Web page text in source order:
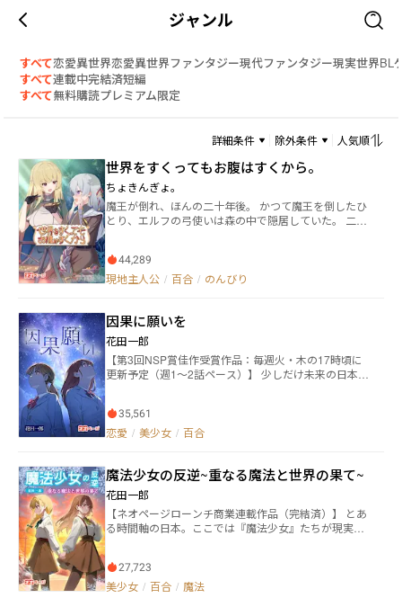
ジャンル
すべて恋愛異世界恋愛異世界ファンタジー現代ファンタジー現実世界BL
すべて連載中完結済短編
すべて無料購読プレミアム限定
詳細条件 除外条件 人気順
世界をすくってもお腹はすくから。
ちょきんぎょ。
魔王が倒れ、ほんの二十年後。 かつて魔王を倒したひ
とり、エルフの弓使いは森の中で隠居していた。 二十
きっかけに、ふたりは世界を巡る旅へ出る。 世界をす
くっても、満たされなかったものを埋めるために。 ◇
なく、イラストレーターは、めとなさいく様にご依頼
しております。
44,289
現地主人公 / 百合 / のんびり
因果に願いを
花田一郎
【第3回NSP賞佳作受賞作品：毎週火・木の17時頃に
更新予定（週1〜2話ペース）】 少しだけ未来の日本。
結ばれるべきと判断された組み合わせは生涯にわたっ
て幸福に満ちた人生が歩めるとされていた。 よって日
うかは自由となっているものの、因果律にて認められ
たペアが結ばれることは国家の発展に関わることもあ
り、政府は様々な方法にて因果律に従うように画策し
ていた。 同時に、多くの国民は因果律に従うことを是
としていた。 一方、因果律に従わない、あるいは逆ら
た人間たちを秘密裏に捕縛および処理する『エージェ
ント』たちもいた。 彼らは政府直轄の組織である『因
果律研究所』に所属しており、戦闘行為も含めた荒事
35,561
恋愛 / 美少女 / 百合
魔法少女の反逆~重なる魔法と世界の果て~
花田一郎
【ネオページローンチ商業連載作品（完結済）】 とあ
る時間軸の日本。ここでは『魔法少女』たちが現実に
を支える重要なエネルギー源となっており、『魔法少
女発電所』は世界にとってなくてはならない存在であ
27,723
美少女 / 百合 / 魔法